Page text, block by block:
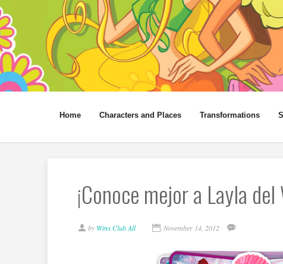
Home Characters and Places Transformations
¡Conoce mejor a Layla
by Winx Club All November 14, 2012